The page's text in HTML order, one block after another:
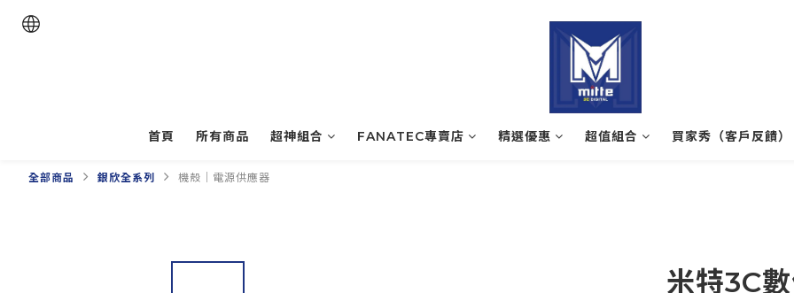
首頁 所有商品 超神組合 FANATEC專賣店 精選優惠 超值組合 買家秀（客戶反饋）
全部商品 銀欣全系列 機殼｜電源供應器
米特3C